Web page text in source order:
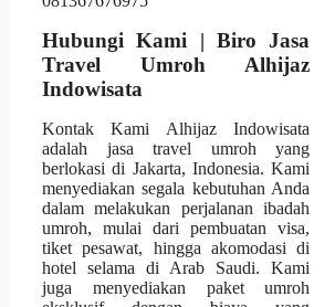
Hubungi Kami | Biro Jasa
Travel Umroh Alhijaz
Indowisata
Kontak Kami Alhijaz Indowisata
adalah jasa travel umroh yang
berlokasi di Jakarta, Indonesia. Kami
menyediakan segala kebutuhan Anda
dalam melakukan perjalanan ibadah
umroh, mulai dari pembuatan visa,
tiket pesawat, hingga akomodasi di
hotel selama di Arab Saudi. Kami
juga menyediakan paket umroh